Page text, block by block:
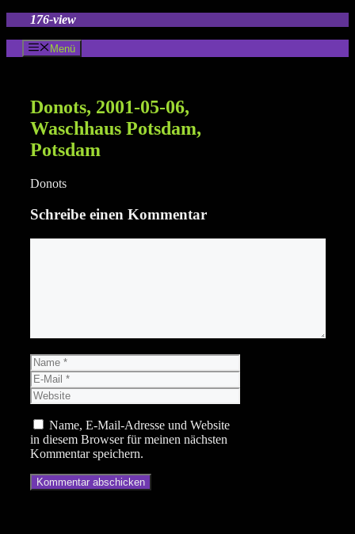
springen
176-view
Menü
Donots, 2001-05-06,
Waschhaus Potsdam,
Potsdam
Donots
Schreibe einen Kommentar
Name
E-
Mail
Website
Name, E-Mail-Adresse und Website
in diesem Browser für meinen nächsten
Kommentar speichern.